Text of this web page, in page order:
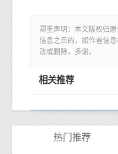
郑重声明：本文版权归
信息之目的，如作者信
改或删除，多谢。
相关推荐
热门推荐